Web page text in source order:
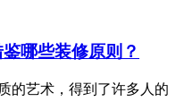
哪些装修原则？
的艺术，得到了许多人的